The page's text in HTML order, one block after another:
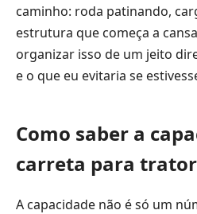
caminho: roda patinando,
estrutura que começa a
organizar isso de um jeito
e o que eu evitaria se
Como saber a
carreta para
A capacidade não é só um